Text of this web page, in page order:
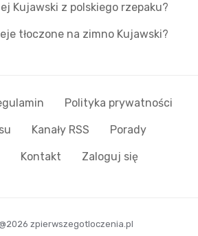
Kujawski z polskiego rzepaku?
tłoczone na zimno Kujawski?
Polityka prywatności
Kanały RSS Porady
Kontakt Zaloguj się
zpierwszegotloczenia.pl